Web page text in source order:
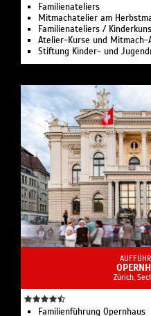
Familienateliers
Mitmachatelier am
Familienateliers /
Atelier-Kurse und Mitmach-
Stiftung Kinder- und
Zürich,
Familienführung Opernhaus